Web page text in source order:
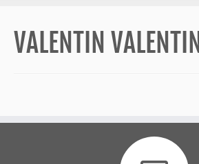
VALENTIN VALENTIN